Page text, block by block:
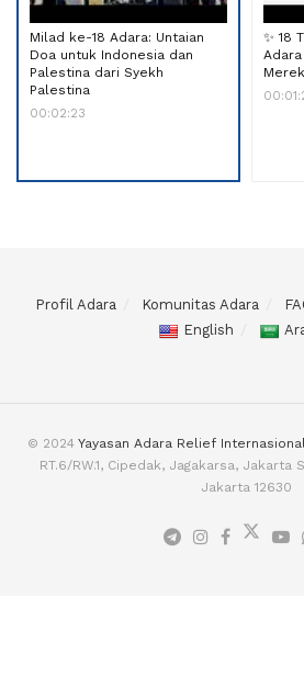
Milad ke-18 Adara: Untaian
Doa untuk Indonesia dan
Palestina dari Syekh
Palestina
00:02:23
✨ 18
Profil Adara Komunitas Adara
English
© 2024 Yayasan Adara Relief Internasional
RT.6/RW.1, Cipedak, Jagakarsa, Jakarta
Jakarta 12630